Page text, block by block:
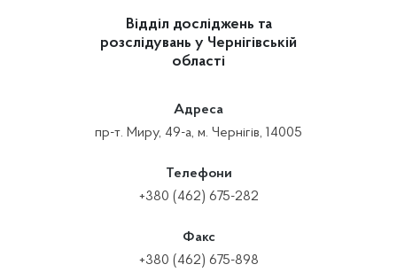
Відділ досліджень та
розслідувань у Чернігівській
області
Адреса
пр-т. Миру, 49-а, м. Чернігів, 14005
Телефони
+380 (462) 675-282
Факс
+380 (462) 675-898